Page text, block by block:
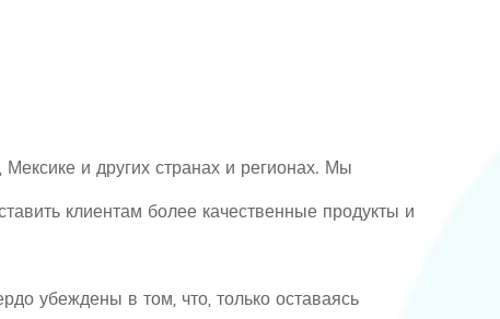
и других странах и регионах. Мы
клиентам более качественные продукты и
убеждены в том, что, только оставаясь